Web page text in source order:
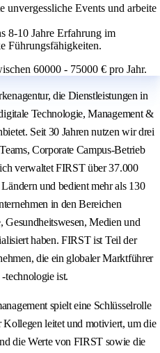
unvergessliche Events und arbeite
8-10 Jahre Erfahrung im
Führungsfähigkeiten.
60000 - 75000 € pro Jahr.
die Dienstleistungen in
Technologie, Management &
Seit 30 Jahren nutzen wir drei
Corporate Campus-Betrieb
verwaltet FIRST über 37.000
und bedient mehr als 130
in den Bereichen
Gesundheitswesen, Medien und
haben. FIRST ist Teil der
die ein globaler Marktführer
technologie ist.
spielt eine Schlüsselrolle
leitet und motiviert, um die
die Werte von FIRST sowie die